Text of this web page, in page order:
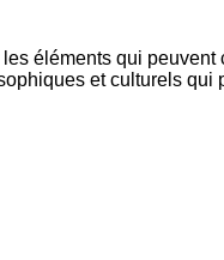
éléments qui
et culturels qui